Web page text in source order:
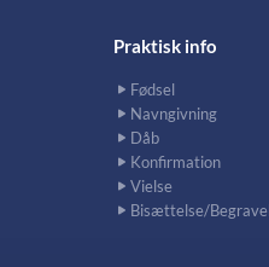
Praktisk info
Fødsel
Navngivning
Dåb
Konfirmation
Vielse
Bisættelse/